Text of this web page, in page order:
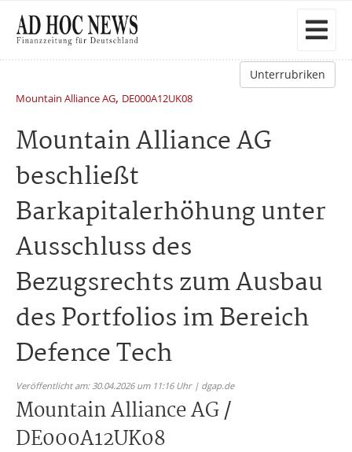
Unterrubriken
Mountain Alliance AG, DE000A12UK08
Mountain Alliance AG
beschließt
Barkapitalerhöhung unter
Ausschluss des
Bezugsrechts zum Ausbau
des Portfolios im Bereich
Defence Tech
Veröffentlicht am: 30.04.2026 um 11:16 Uhr | dgap.de
Mountain Alliance AG /
DE000A12UK08